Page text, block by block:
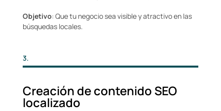
Objetivo: Que tu negocio sea visible y atractivo en las
búsquedas locales.
3.
Creación de contenido SEO
localizado